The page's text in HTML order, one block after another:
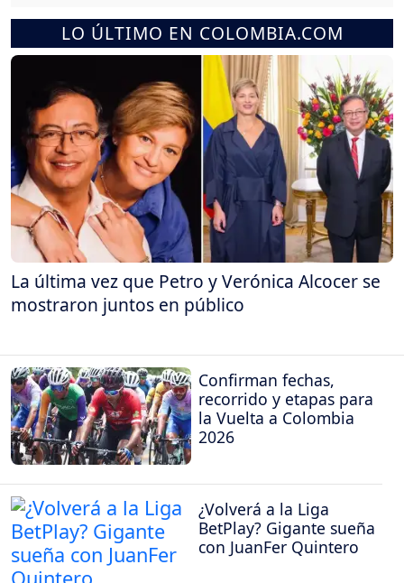
LO ÚLTIMO EN COLOMBIA.COM
La última vez que Petro y Verónica Alcocer se
mostraron juntos en público
Confirman fechas,
recorrido y etapas para
la Vuelta a Colombia
2026
¿Volverá a la Liga
BetPlay? Gigante sueña
con JuanFer Quintero